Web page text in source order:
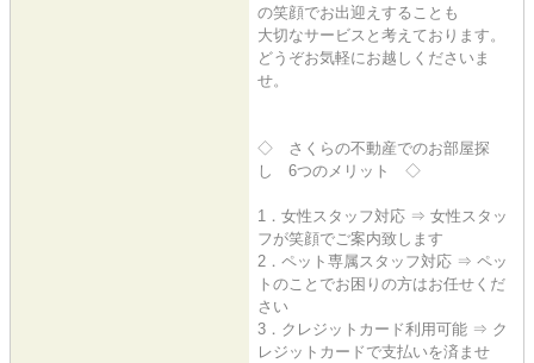
の笑顔でお出迎えすることも
大切なサービスと考えております。
どうぞお気軽にお越しくださいま
せ。
◇ さくらの不動産でのお部屋探
し 6つのメリット ◇
1．女性スタッフ対応 ⇒ 女性スタッ
フが笑顔でご案内致します
2．ペット専属スタッフ対応 ⇒ ペッ
トのことでお困りの方はお任せくだ
さい
3．クレジットカード利用可能 ⇒ ク
レジットカードで支払いを済ませ